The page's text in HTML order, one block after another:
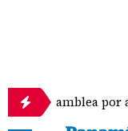
por asignar